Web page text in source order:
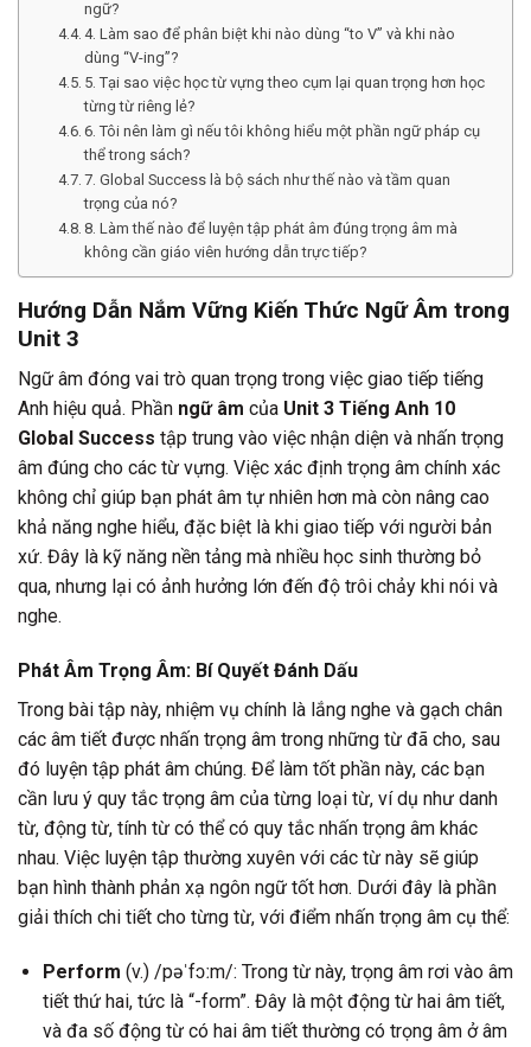
ngữ?
4. Làm sao để phân biệt khi nào dùng “to V” và khi nào
dùng “V-ing”?
5. Tại sao việc học từ vựng theo cụm lại quan trọng hơn học
từng từ riêng lẻ?
6. Tôi nên làm gì nếu tôi không hiểu một phần ngữ pháp cụ
thể trong sách?
7. Global Success là bộ sách như thế nào và tầm quan
trọng của nó?
8. Làm thế nào để luyện tập phát âm đúng trọng âm mà
không cần giáo viên hướng dẫn trực tiếp?
Hướng Dẫn Nắm Vững Kiến Thức Ngữ Âm trong
Unit 3
Ngữ âm đóng vai trò quan trọng trong việc giao tiếp tiếng
Anh hiệu quả. Phần ngữ âm của Unit 3 Tiếng Anh 10
Global Success tập trung vào việc nhận diện và nhấn trọng
âm đúng cho các từ vựng. Việc xác định trọng âm chính xác
không chỉ giúp bạn phát âm tự nhiên hơn mà còn nâng cao
khả năng nghe hiểu, đặc biệt là khi giao tiếp với người bản
xứ. Đây là kỹ năng nền tảng mà nhiều học sinh thường bỏ
qua, nhưng lại có ảnh hưởng lớn đến độ trôi chảy khi nói và
nghe.
Phát Âm Trọng Âm: Bí Quyết Đánh Dấu
Trong bài tập này, nhiệm vụ chính là lắng nghe và gạch chân
các âm tiết được nhấn trọng âm trong những từ đã cho, sau
đó luyện tập phát âm chúng. Để làm tốt phần này, các bạn
cần lưu ý quy tắc trọng âm của từng loại từ, ví dụ như danh
từ, động từ, tính từ có thể có quy tắc nhấn trọng âm khác
nhau. Việc luyện tập thường xuyên với các từ này sẽ giúp
bạn hình thành phản xạ ngôn ngữ tốt hơn. Dưới đây là phần
giải thích chi tiết cho từng từ, với điểm nhấn trọng âm cụ thể:
Perform (v.) /pəˈfɔːm/: Trong từ này, trọng âm rơi vào âm
tiết thứ hai, tức là “-form”. Đây là một động từ hai âm tiết,
và đa số động từ có hai âm tiết thường có trọng âm ở âm